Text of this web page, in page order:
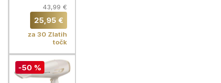
B Kids Pro
Vitality
Spider +
etui
43,99 €
25,95 €
za 30 Zlatih
točk
-50 %